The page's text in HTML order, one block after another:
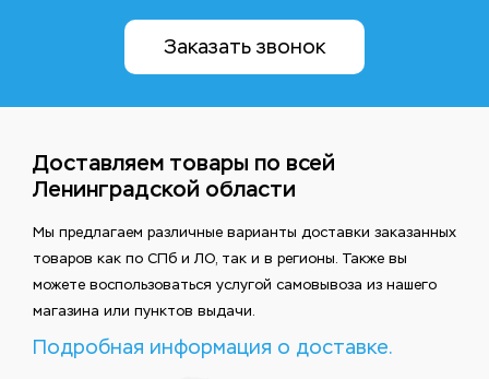
Заказать звонок
Доставляем товары по всей
Ленинградской области
Мы предлагаем различные варианты доставки заказанных
товаров как по СПб и ЛО, так и в регионы. Также вы
можете воспользоваться услугой самовывоза из нашего
магазина или пунктов выдачи.
Подробная информация о доставке.